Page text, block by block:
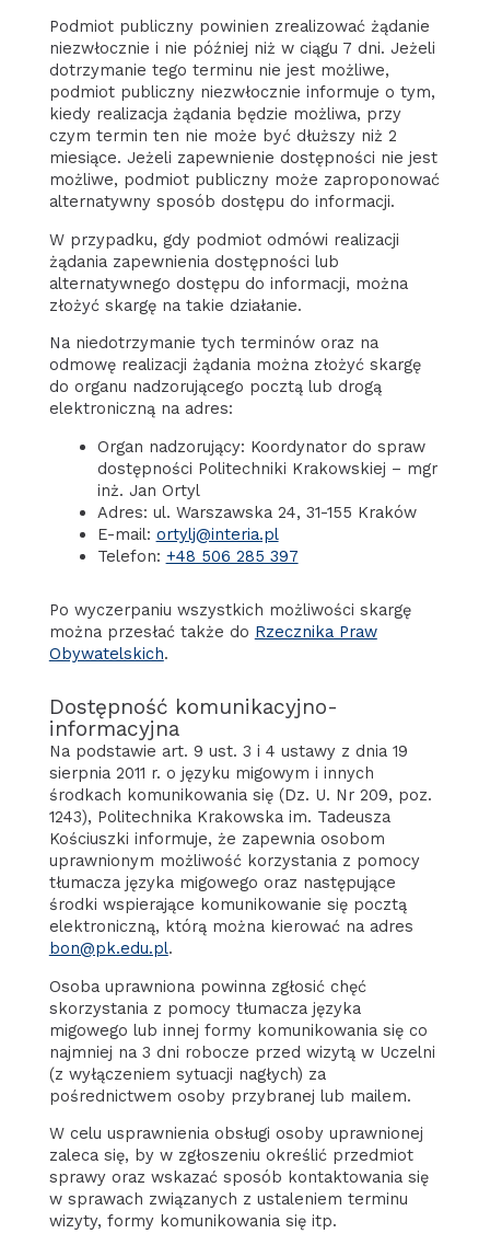
Podmiot publiczny powinien zrealizować żądanie
niezwłocznie i nie później niż w ciągu 7 dni. Jeżeli
dotrzymanie tego terminu nie jest możliwe,
podmiot publiczny niezwłocznie informuje o tym,
kiedy realizacja żądania będzie możliwa, przy
czym termin ten nie może być dłuższy niż 2
miesiące. Jeżeli zapewnienie dostępności nie jest
możliwe, podmiot publiczny może zaproponować
alternatywny sposób dostępu do informacji.
W przypadku, gdy podmiot odmówi realizacji
żądania zapewnienia dostępności lub
alternatywnego dostępu do informacji, można
złożyć skargę na takie działanie.
Na niedotrzymanie tych terminów oraz na
odmowę realizacji żądania można złożyć skargę
do organu nadzorującego pocztą lub drogą
elektroniczną na adres:
Organ nadzorujący: Koordynator do spraw
dostępności Politechniki Krakowskiej – mgr
inż. Jan Ortyl
Adres: ul. Warszawska 24, 31-155 Kraków
E-mail: ortylj@interia.pl
Telefon: +48 506 285 397
Po wyczerpaniu wszystkich możliwości skargę
można przesłać także do Rzecznika Praw
Obywatelskich.
Dostępność komunikacyjno-
informacyjna
Na podstawie art. 9 ust. 3 i 4 ustawy z dnia 19
sierpnia 2011 r. o języku migowym i innych
środkach komunikowania się (Dz. U. Nr 209, poz.
1243), Politechnika Krakowska im. Tadeusza
Kościuszki informuje, że zapewnia osobom
uprawnionym możliwość korzystania z pomocy
tłumacza języka migowego oraz następujące
środki wspierające komunikowanie się pocztą
elektroniczną, którą można kierować na adres
bon@pk.edu.pl.
Osoba uprawniona powinna zgłosić chęć
skorzystania z pomocy tłumacza języka
migowego lub innej formy komunikowania się co
najmniej na 3 dni robocze przed wizytą w Uczelni
(z wyłączeniem sytuacji nagłych) za
pośrednictwem osoby przybranej lub mailem.
W celu usprawnienia obsługi osoby uprawnionej
zaleca się, by w zgłoszeniu określić przedmiot
sprawy oraz wskazać sposób kontaktowania się
w sprawach związanych z ustaleniem terminu
wizyty, formy komunikowania się itp.